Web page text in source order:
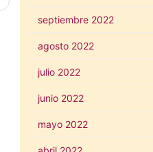
septiembre 2022
agosto 2022
julio 2022
junio 2022
mayo 2022